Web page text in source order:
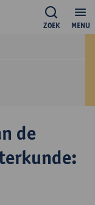
MENU
ZOEK
de